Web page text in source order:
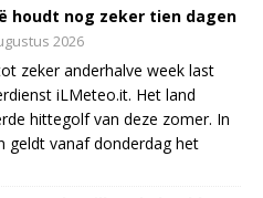
houdt nog zeker tien dagen
2026
zeker anderhalve week last
iLMeteo.it. Het land
hittegolf van deze zomer. In
geldt vanaf donderdag het